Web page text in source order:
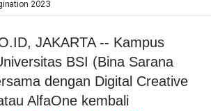
2023
JAKARTA -- Kampus
BSI (Bina Sarana
dengan Digital Creative
AlfaOne kembali